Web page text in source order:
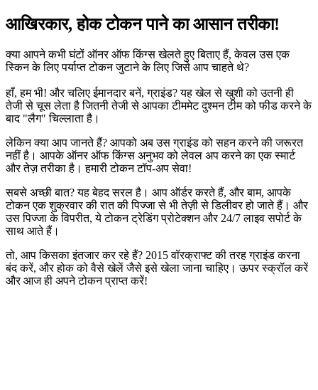
आखिरकार, होक टोकन पाने का आसान तरीका!
क्या आपने कभी घंटों ऑनर ऑफ किंग्स खेलते हुए बिताए हैं, केवल उस एक
स्किन के लिए पर्याप्त टोकन जुटाने के लिए जिसे आप चाहते थे?
हाँ, हम भी! और चलिए ईमानदार बनें, ग्राइंड? यह खेल से खुशी को उतनी ही
तेजी से चूस लेता है जितनी तेजी से आपका टीममेट दुश्मन टीम को फीड करने के
बाद "लैग" चिल्लाता है।
लेकिन क्या आप जानते हैं? आपको अब उस ग्राइंड को सहन करने की जरूरत
नहीं है। आपके ऑनर ऑफ किंग्स अनुभव को लेवल अप करने का एक स्मार्ट
और तेज़ तरीका है। हमारी टोकन टॉप-अप सेवा!
सबसे अच्छी बात? यह बेहद सरल है। आप ऑर्डर करते हैं, और बाम, आपके
टोकन एक शुक्रवार की रात की पिज्जा से भी तेज़ी से डिलीवर हो जाते हैं। और
उस पिज्जा के विपरीत, ये टोकन ट्रेडिंग प्रोटेक्शन और 24/7 लाइव सपोर्ट के
साथ आते हैं।
तो, आप किसका इंतजार कर रहे हैं? 2015 वॉरक्राफ्ट की तरह ग्राइंड करना
बंद करें, और होक को वैसे खेलें जैसे इसे खेला जाना चाहिए। ऊपर स्क्रॉल करें
और आज ही अपने टोकन प्राप्त करें!